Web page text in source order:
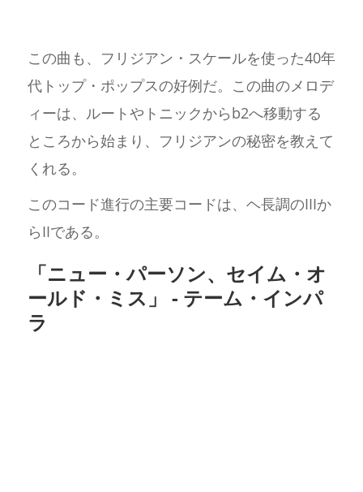
この曲も、フリジアン・スケールを使った40年
代トップ・ポップスの好例だ。この曲のメロデ
ィーは、ルートやトニックからb2へ移動する
ところから始まり、フリジアンの秘密を教えて
くれる。
このコード進行の主要コードは、ヘ長調のIIIか
らIIである。
「ニュー・パーソン、セイム・オ
ールド・ミス」 - テーム・インパ
ラ